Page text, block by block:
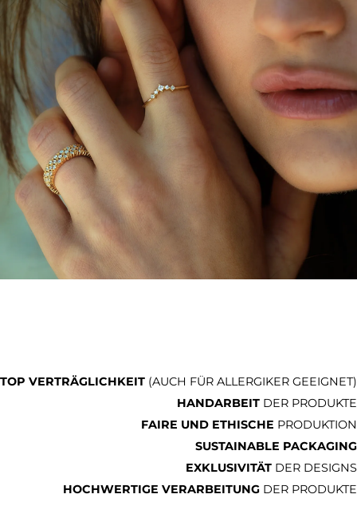
TOP VERTRÄGLICHKEIT (AUCH FÜR ALLERGIKER GEEIGNET)
HANDARBEIT DER PRODUKTE
FAIRE UND ETHISCHE PRODUKTION
SUSTAINABLE PACKAGING
EXKLUSIVITÄT DER DESIGNS
HOCHWERTIGE VERARBEITUNG DER PRODUKTE